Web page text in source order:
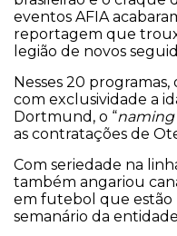
eventos AFIA
reportagem que
legião de novos
Nesses 20
com exclusividade a
Dortmund, o “
as contratações de
Com seriedade na
também angariou
em futebol que estão
semanário da